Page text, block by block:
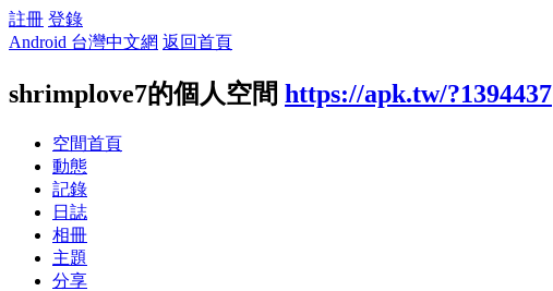
註冊 登錄
Android 台灣中文網 返回首頁
shrimplove7的個人空間 https://apk.tw/?1394437
空間首頁
動態
記錄
日誌
相冊
主題
分享